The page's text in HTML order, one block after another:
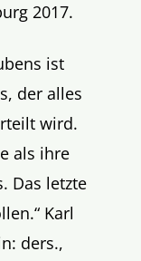
2017.
ist
der alles
wird.
als ihre
Das letzte
Karl
ders.,